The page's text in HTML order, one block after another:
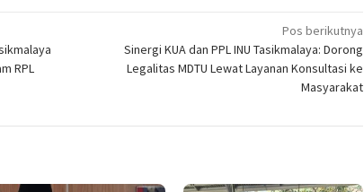
RPL
Pos berikutnya
Sinergi KUA dan PPL INU Tasikmalaya: Dorong
Legalitas MDTU Lewat Layanan Konsultasi ke
Masyarakat